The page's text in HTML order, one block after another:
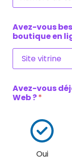
ê
r
e
e
Avez-vous
boutique en
Avez-vous
Web ?*
Oui